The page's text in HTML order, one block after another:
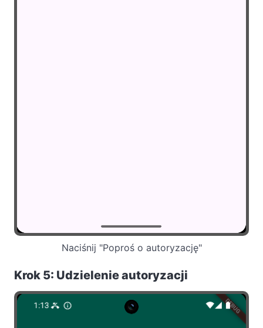
Naciśnij "Poproś o autoryzację"
Krok 5: Udzielenie autoryzacji